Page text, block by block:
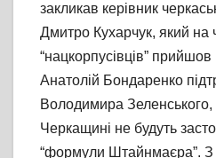
закликав керівник
Дмитро Кухарчук, який на
“нацкорпусівців”
Анатолій Бондаренко
Володимира
Черкащині не будуть
“формули Штайнмаєра”.